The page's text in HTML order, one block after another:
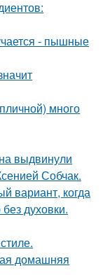
- пышные
много
выдвинули
Собчак.
вариант, когда
духовки.
домашняя